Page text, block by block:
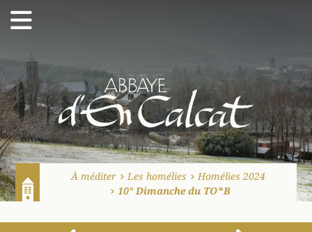
Abbaye d'En Calcat
À méditer Les homélies
Homélies 2024
10° Dimanche du TO*B